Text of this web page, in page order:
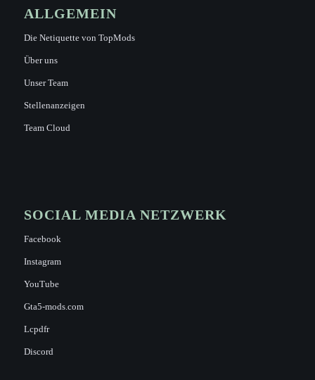
ALLGEMEIN
Die Netiquette von TopMods
Über uns
Unser Team
Stellenanzeigen
Team Cloud
SOCIAL MEDIA NETZWERK
Facebook
Instagram
YouTube
Gta5-mods.com
Lcpdfr
Discord